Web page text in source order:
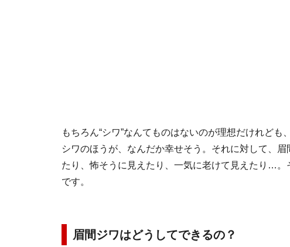
もちろん“シワ”なんてものはないのが理想だけれど
シワのほうが、なんだか幸せそう。それに対して、
たり、怖そうに見えたり、一気に老けて見えたり…。
です。
眉間ジワはどうしてできるの？